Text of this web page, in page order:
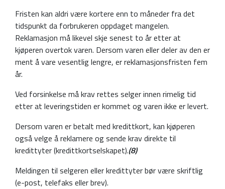
Fristen kan aldri være kortere enn to måneder fra det
tidspunkt da forbrukeren oppdaget mangelen.
Reklamasjon må likevel skje senest to år etter at
kjøperen overtok varen. Dersom varen eller deler av den er
ment å vare vesentlig lengre, er reklamasjonsfristen fem
år.
Ved forsinkelse må krav rettes selger innen rimelig tid
etter at leveringstiden er kommet og varen ikke er levert.
Dersom varen er betalt med kredittkort, kan kjøperen
også velge å reklamere og sende krav direkte til
kredittyter (kredittkortselskapet).(8)
Meldingen til selgeren eller kredittyter bør være skriftlig
(e-post, telefaks eller brev).